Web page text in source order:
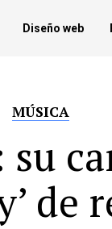
Diseño web
MÚSICA
de